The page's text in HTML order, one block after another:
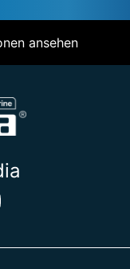
ansehen